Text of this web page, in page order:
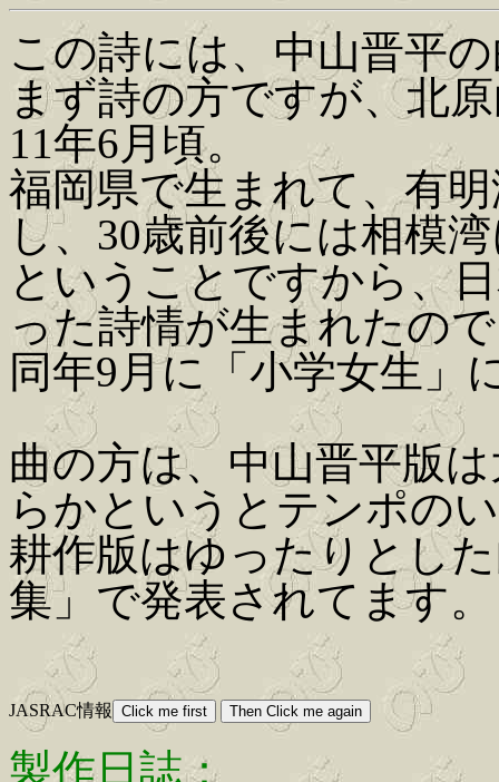
この詩には、中山晋平
まず詩の方ですが、北
11年6月頃。
福岡県で生まれて、有
し、30歳前後には相模
ということですから、
った詩情が生まれたの
同年9月に「小学女生」
曲の方は、中山晋平版
らかというとテンポの
耕作版はゆったりとし
集」で発表されてます。
JASRAC情報
製作日誌：